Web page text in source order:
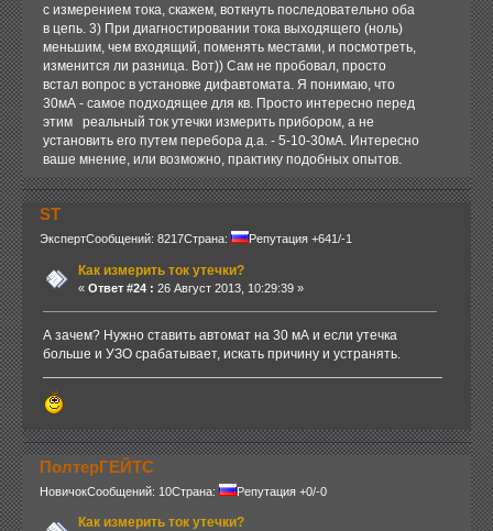
с измерением тока, скажем, воткнуть последовательно оба
в цепь. 3) При диагностировании тока выходящего (ноль)
меньшим, чем входящий, поменять местами, и посмотреть,
изменится ли разница. Вот)) Сам не пробовал, просто
встал вопрос в установке дифавтомата. Я понимаю, что
30мА - самое подходящее для кв. Просто интересно перед
этим реальный ток утечки измерить прибором, а не
установить его путем перебора д.а. - 5-10-30мА. Интересно
ваше мнение, или возможно, практику подобных опытов.
ST
ЭкспертСообщений: 8217Страна: Репутация +641/-1
Как измерить ток утечки?
« Ответ #24 : 26 Август 2013, 10:29:39 »
А зачем? Нужно ставить автомат на 30 мА и если утечка
больше и УЗО срабатывает, искать причину и устранять.
ПолтерГЕЙТС
НовичокСообщений: 10Страна: Репутация +0/-0
Как измерить ток утечки?